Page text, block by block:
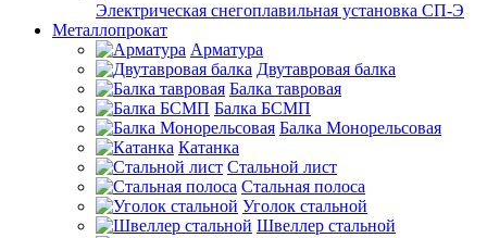
Электрическая снегоплавильная установка СП-Э
Металлопрокат
Арматура
Двутавровая балка
Балка тавровая
Балка БСМП
Балка Монорельсовая
Катанка
Стальной лист
Стальная полоса
Уголок стальной
Швеллер стальной